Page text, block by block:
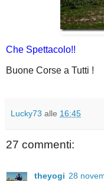
Che Spettacolo!!
Buone Corse a Tutti !
Lucky73 alle 16:45
27 commenti:
theyogi 28